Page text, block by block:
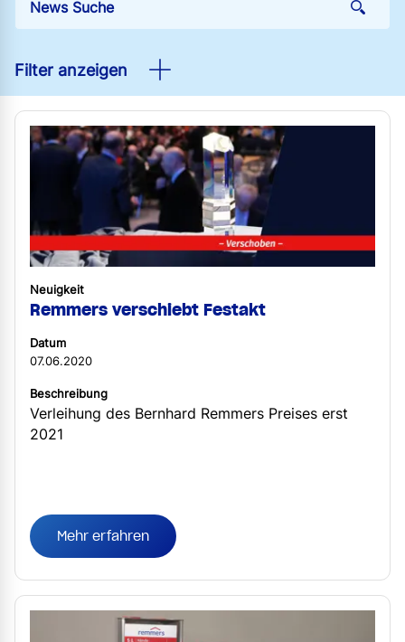
Filter anzeigen
Neuigkeit
Remmers verschiebt Festakt
Datum
07.06.2020
Beschreibung
Verleihung des Bernhard Remmers Preises erst
2021
Mehr erfahren